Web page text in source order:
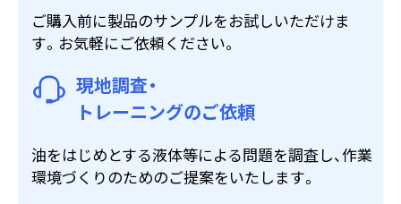
ご購入前に製品のサンプルをお試しいただけま
す。お気軽にご依頼ください。
現地調査・
トレーニングのご依頼
油をはじめとする液体等による問題を調査し、作業
環境づくりのためのご提案をいたします。